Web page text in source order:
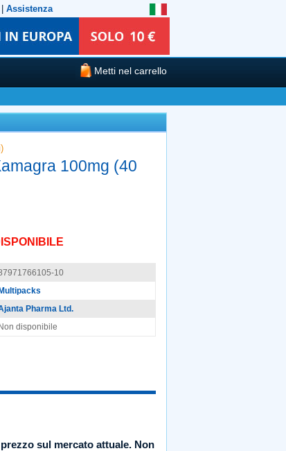
Assistenza
Metti nel carrello
100mg (40
10
Multipacks
Pharma Ltd.
Non disponibile
sul mercato attuale. Non